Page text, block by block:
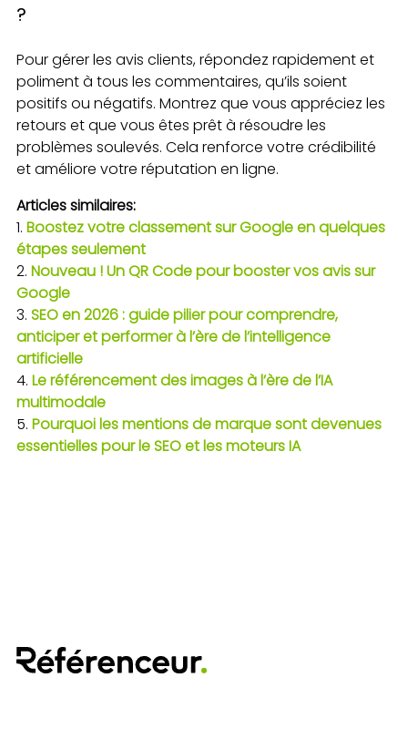
?
Pour gérer les avis clients, répondez rapidement et
poliment à tous les commentaires, qu’ils soient
positifs ou négatifs. Montrez que vous appréciez les
retours et que vous êtes prêt à résoudre les
problèmes soulevés. Cela renforce votre crédibilité
et améliore votre réputation en ligne.
Articles similaires:
Boostez votre classement sur Google en quelques
étapes seulement
Nouveau ! Un QR Code pour booster vos avis sur
Google
SEO en 2026 : guide pilier pour comprendre,
anticiper et performer à l’ère de l’intelligence
artificielle
Le référencement des images à l’ère de l’IA
multimodale
Pourquoi les mentions de marque sont devenues
essentielles pour le SEO et les moteurs IA